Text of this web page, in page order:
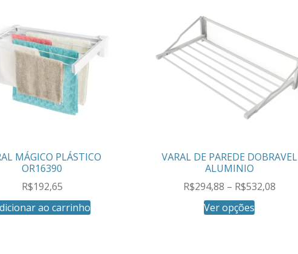
MÁGICO PLÁSTICO
OR16390
R$192,65
ao carrinho
VARAL DE PAREDE DOBRAVEL
ALUMINIO
R$294,88 – R$532,08
Ver opções